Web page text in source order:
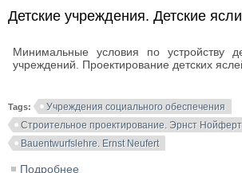
Детские учреждения. Детские ясли
Минимальные условия по устройству
учреждений. Проектирование детских
Tags:
Учреждения социального обеспечения
Строительное проектирование. Эрнст Нойферт
Bauentwurfslehre. Ernst Neufert
Подробнее